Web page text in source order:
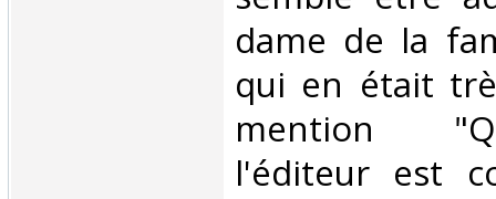
dame de la
qui en était
mention
l'éditeur est